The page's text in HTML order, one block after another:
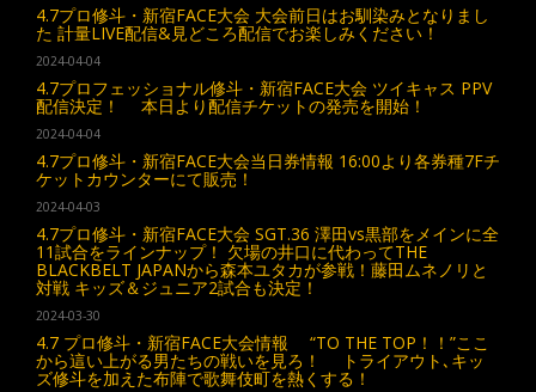
4.7プロ修斗・新宿FACE大会 大会前日はお馴染みとなりまし
た 計量LIVE配信&見どころ配信でお楽しみください！
2024-04-04
4.7プロフェッショナル修斗・新宿FACE大会 ツイキャス PPV
配信決定！ 本日より配信チケットの発売を開始！
2024-04-04
4.7プロ修斗・新宿FACE大会当日券情報 16:00より各券種7Fチ
ケットカウンターにて販売！
2024-04-03
4.7プロ修斗・新宿FACE大会 SGT.36 澤田vs黒部をメインに全
11試合をラインナップ！ 欠場の井口に代わってTHE
BLACKBELT JAPANから森本ユタカが参戦！藤田ムネノリと
対戦 キッズ＆ジュニア2試合も決定！
2024-03-30
4.7 プロ修斗・新宿FACE大会情報 “TO THE TOP！！”ここ
から這い上がる男たちの戦いを見ろ！ トライアウト､キッ
ズ修斗を加えた布陣で歌舞伎町を熱くする！